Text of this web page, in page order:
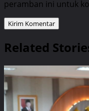
peramban ini untuk
Related